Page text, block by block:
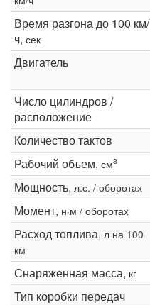
Время разгона до 100 км/
ч, сек
Двигатель
Число цилиндров /
расположение
Количество тактов
Рабочий объем, см3
Мощность, л.с. / оборотах
Момент, н·м / оборотах
Расход топлива, л на 100
км
Снаряженная масса, кг
Тип коробки передач